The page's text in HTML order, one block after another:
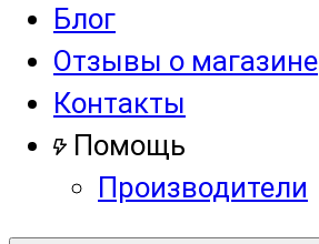
Блог
Отзывы о магазине
Контакты
Помощь
Производители